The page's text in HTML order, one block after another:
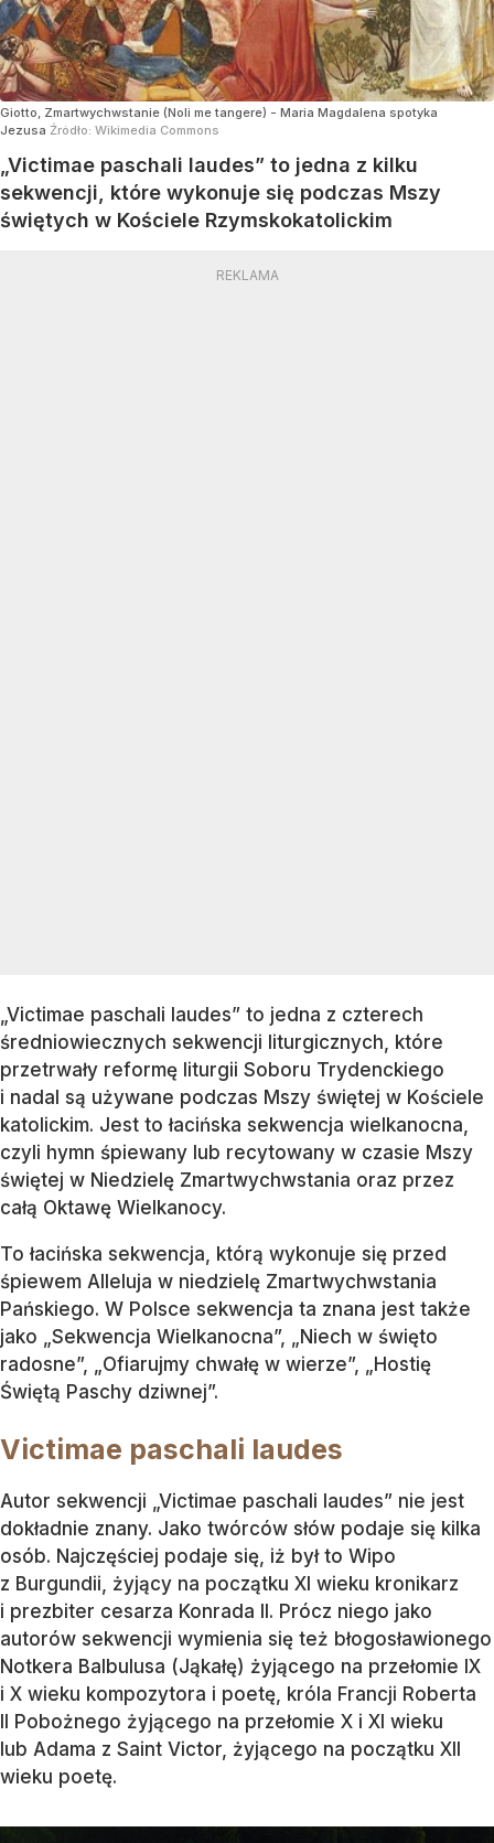
Giotto, Zmartwychwstanie (Noli me tangere) - Maria Magdalena spotyka
Jezusa Źródło: Wikimedia Commons
„Victimae paschali laudes” to jedna z kilku
sekwencji, które wykonuje się podczas Mszy
świętych w Kościele Rzymskokatolickim
„Victimae paschali laudes” to jedna z czterech
średniowiecznych sekwencji liturgicznych, które
przetrwały reformę liturgii Soboru Trydenckiego
i nadal są używane podczas Mszy świętej w Kościele
katolickim. Jest to łacińska sekwencja wielkanocna,
czyli hymn śpiewany lub recytowany w czasie Mszy
świętej w Niedzielę Zmartwychwstania oraz przez
całą Oktawę Wielkanocy.
To łacińska sekwencja, którą wykonuje się przed
śpiewem Alleluja w niedzielę Zmartwychwstania
Pańskiego. W Polsce sekwencja ta znana jest także
jako „Sekwencja Wielkanocna”, „Niech w święto
radosne”, „Ofiarujmy chwałę w wierze”, „Hostię
Świętą Paschy dziwnej”.
Victimae paschali laudes
Autor sekwencji „Victimae paschali laudes” nie jest
dokładnie znany. Jako twórców słów podaje się kilka
osób. Najczęściej podaje się, iż był to Wipo
z Burgundii, żyjący na początku XI wieku kronikarz
i prezbiter cesarza Konrada II. Prócz niego jako
autorów sekwencji wymienia się też błogosławionego
Notkera Balbulusa (Jąkałę) żyjącego na przełomie IX
i X wieku kompozytora i poetę, króla Francji Roberta
II Pobożnego żyjącego na przełomie X i XI wieku
lub Adama z Saint Victor, żyjącego na początku XII
wieku poetę.